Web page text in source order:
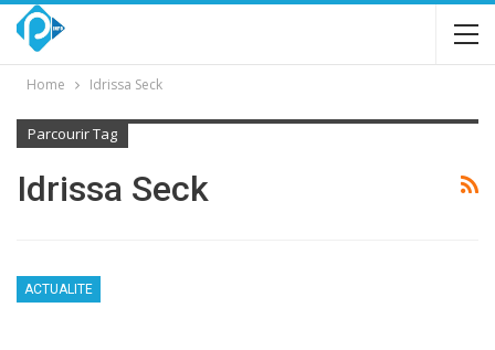
Home Idrissa Seck
Parcourir Tag
Idrissa Seck
ACTUALITE